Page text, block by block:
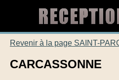
Revenir à la page SAINT-
CARCASSONNE